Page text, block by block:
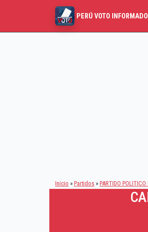
PERÚ VOTO INFORMADO
Inicio » Partidos » PARTIDO